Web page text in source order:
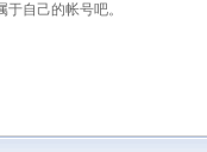
自己的帐号吧。